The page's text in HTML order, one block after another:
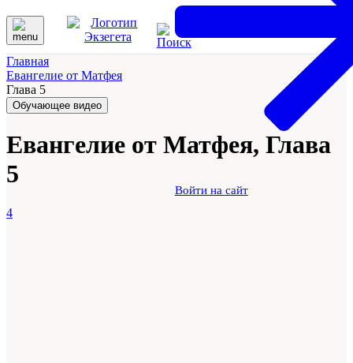
Войти на сайт
Главная
Евангелие от Матфея
Глава 5
Обучающее видео
Евангелие от Матфея, Глава
5
4